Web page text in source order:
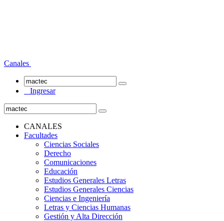
Canales
Ingresar
CANALES
Facultades
Ciencias Sociales
Derecho
Comunicaciones
Educación
Estudios Generales Letras
Estudios Generales Ciencias
Ciencias e Ingeniería
Letras y Ciencias Humanas
Gestión y Alta Dirección